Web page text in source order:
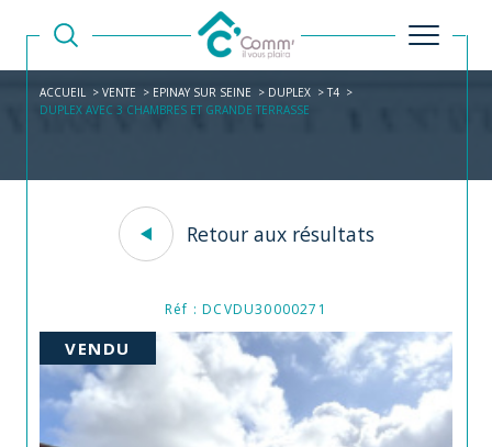
ACCUEIL VENTE EPINAY SUR SEINE DUPLEX
T4
DUPLEX AVEC 3 CHAMBRES ET GRANDE TERRASSE
Retour aux résultats
Réf : DCVDU30000271
VENDU